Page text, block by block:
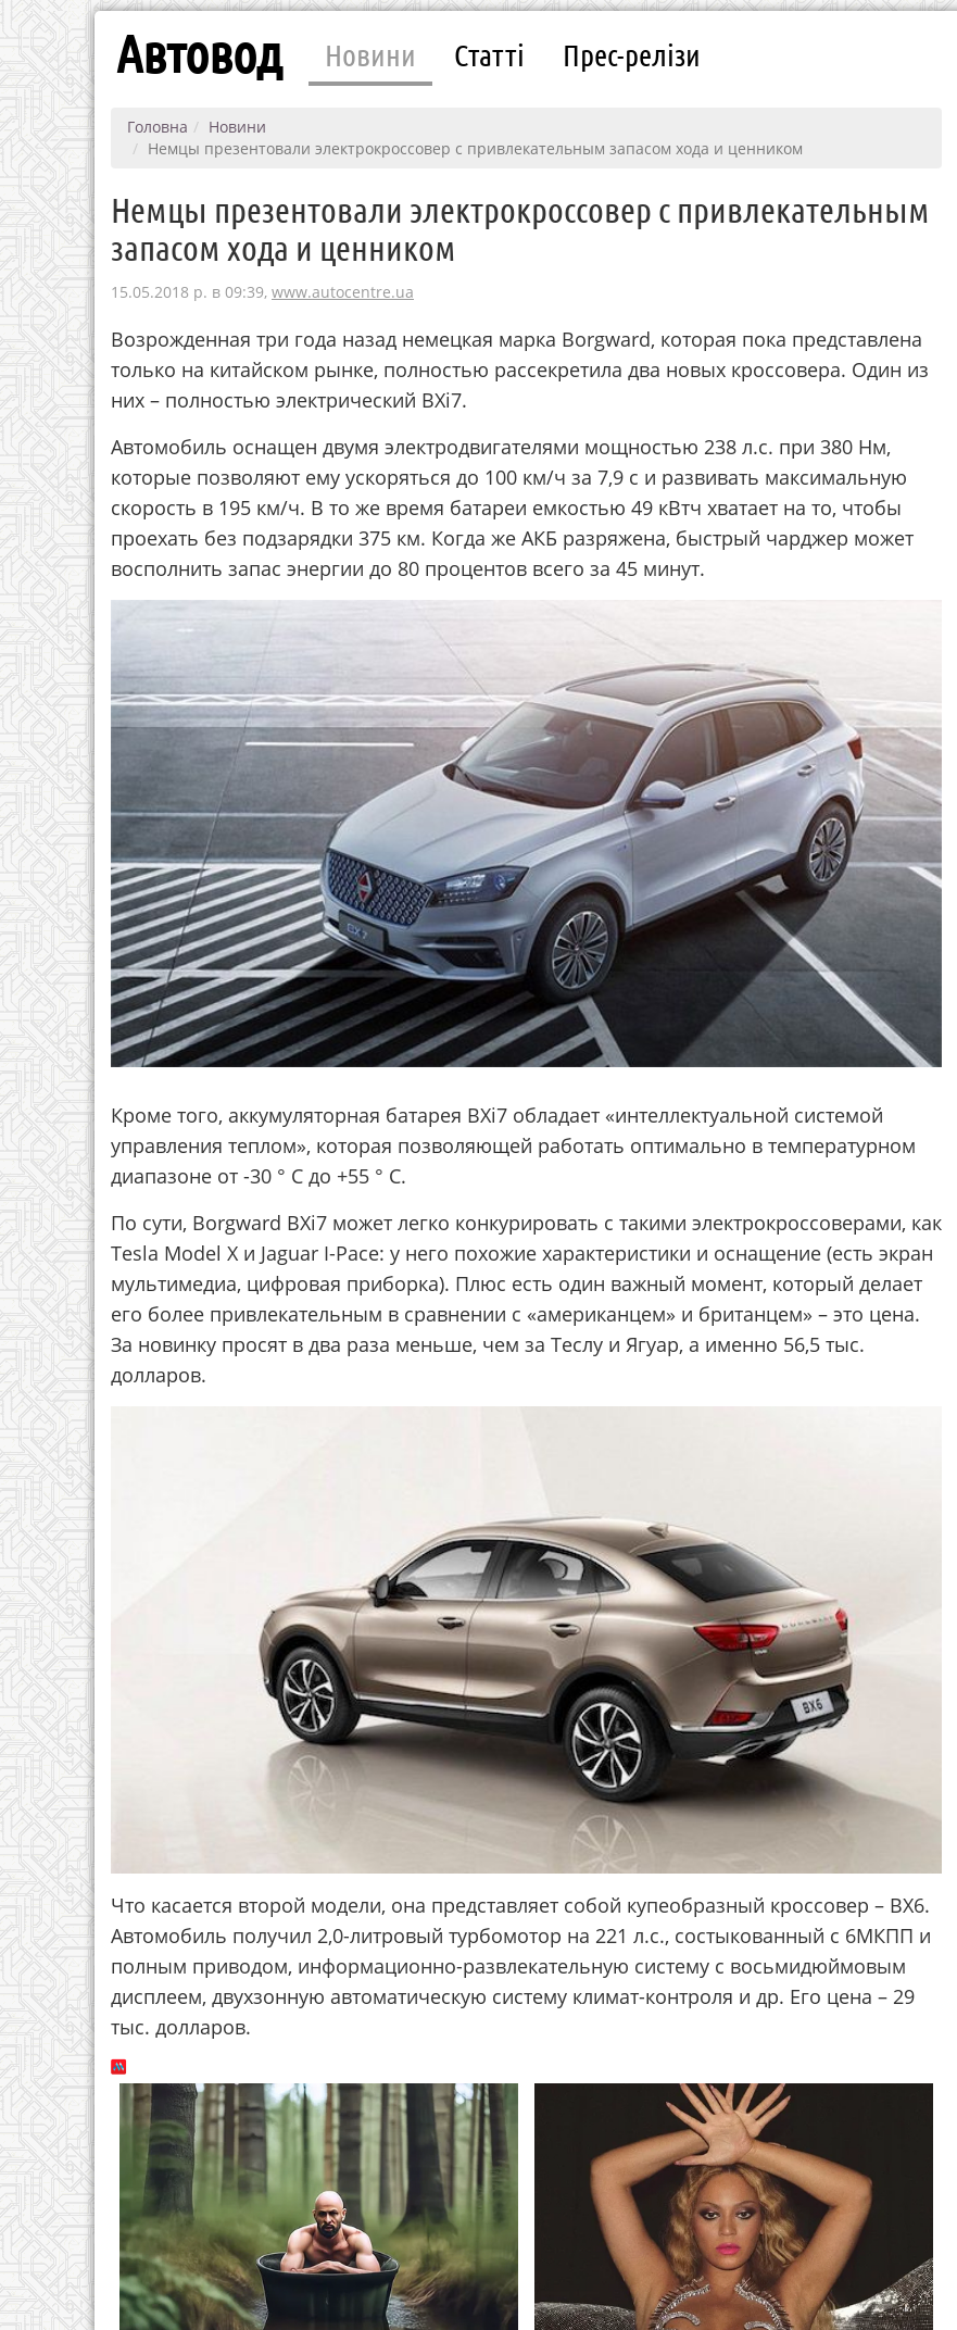
Автовод Новини Статті Прес-релізи
Головна
Новини
Немцы презентовали электрокроссовер с привлекательным запасом хода и ценником
Немцы презентовали электрокроссовер с привлекательным
запасом хода и ценником
15.05.2018 р. в 09:39, www.autocentre.ua
Возрожденная три года назад немецкая марка Borgward, которая пока представлена
только на китайском рынке, полностью рассекретила два новых кроссовера. Один из
них – полностью электрический BXi7.
Автомобиль оснащен двумя электродвигателями мощностью 238 л.с. при 380 Нм,
которые позволяют ему ускоряться до 100 км/ч за 7,9 с и развивать максимальную
скорость в 195 км/ч. В то же время батареи емкостью 49 кВтч хватает на то, чтобы
проехать без подзарядки 375 км. Когда же АКБ разряжена, быстрый чарджер может
восполнить запас энергии до 80 процентов всего за 45 минут.
Кроме того, аккумуляторная батарея BXi7 обладает «интеллектуальной системой
управления теплом», которая позволяющей работать оптимально в температурном
диапазоне от -30 ° C до +55 ° C.
По сути, Borgward BXi7 может легко конкурировать с такими электрокроссоверами, как
Tesla Model X и Jaguar I-Pace: у него похожие характеристики и оснащение (есть экран
мультимедиа, цифровая приборка). Плюс есть один важный момент, который делает
его более привлекательным в сравнении с «американцем» и британцем» – это цена.
За новинку просят в два раза меньше, чем за Теслу и Ягуар, а именно 56,5 тыс.
долларов.
Что касается второй модели, она представляет собой купеобразный кроссовер – BX6.
Автомобиль получил 2,0-литровый турбомотор на 221 л.с., состыкованный с 6МКПП и
полным приводом, информационно-развлекательную систему с восьмидюймовым
дисплеем, двухзонную автоматическую систему климат-контроля и др. Его цена – 29
тыс. долларов.